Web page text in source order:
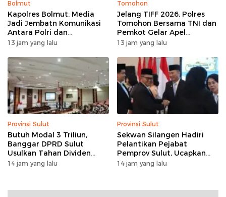
Bolmut
Kapolres Bolmut: Media
Jadi Jembatn Komunikasi
Antara Polri dan
Masyarakat
13 jam yang lalu
Tomohon
Jelang TIFF 2026, Polres
Tomohon Bersama TNI dan
Pemkot Gelar Apel
Kesiapan Pengamanan
13 jam yang lalu
Provinsi Sulut
Butuh Modal 3 Triliun,
Banggar DPRD Sulut
Usulkan Tahan Dividen
Rp79 Miliar untuk Perkuat
14 jam yang lalu
Provinsi Sulut
Sekwan Silangen Hadiri
Pelantikan Pejabat
Pemprov Sulut, Ucapkan
Selamat kepada Jahja
14 jam yang lalu